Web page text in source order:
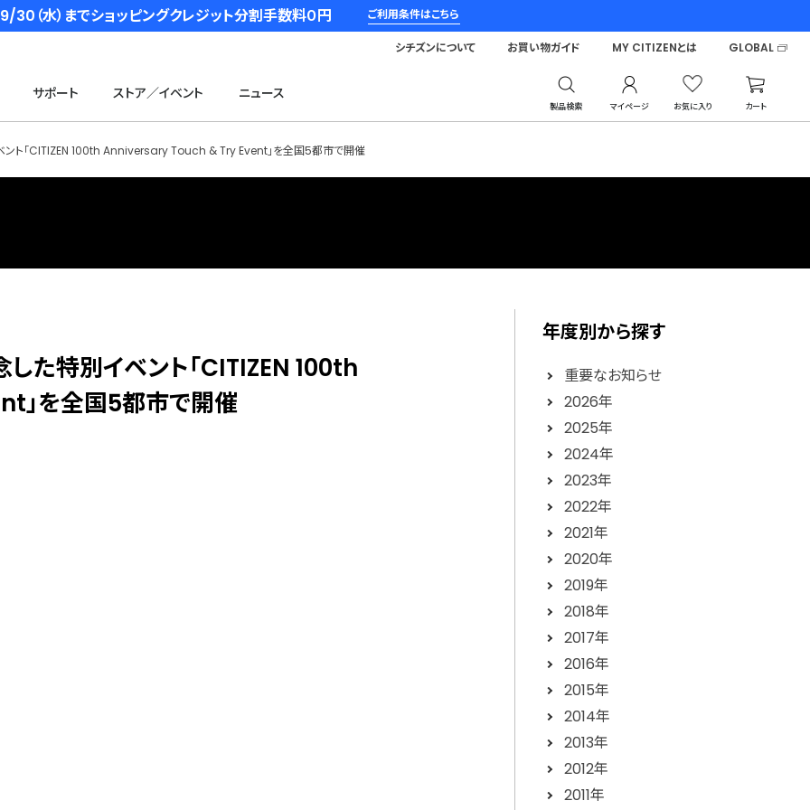
（水）までショッピングクレジット分割手数料０円 ご利用条件はこちら
サポート ストア／イベント ニュース
製品検索 マイページ お気に入り カート
シチズンについて お買い物ガイド MY CITIZENとは GLOBAL
ント「CITIZEN 100th Anniversary Touch & Try Event」を全国5都市で開催
た特別イベント「CITIZEN 100th
を全国5都市で開催
年度別から探す
重要なお知らせ
2026年
2025年
2024年
2023年
2022年
2021年
2020年
2019年
2018年
2017年
2016年
2015年
2014年
2013年
2012年
2011年